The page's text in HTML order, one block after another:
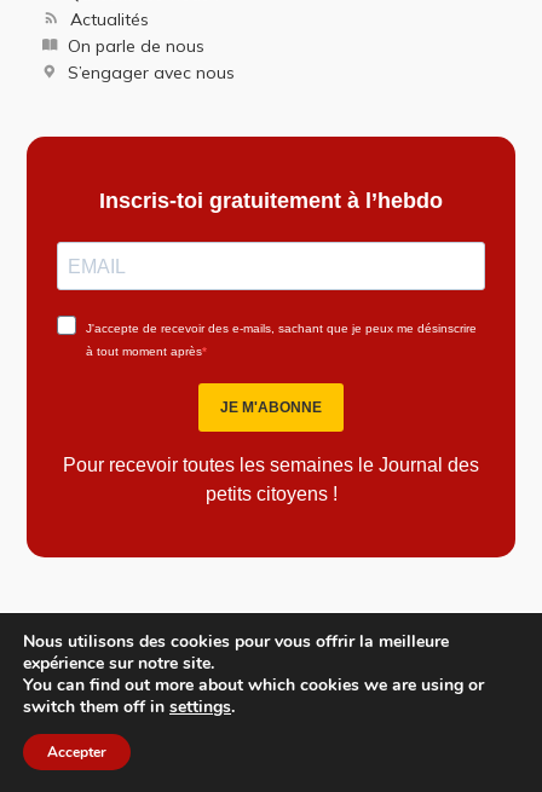
S’engager avec nous
Nous utilisons des cookies pour vous offrir la meilleure
expérience sur notre site.
You can find out more about which cookies we are using or
switch them off in settings.
Accepter